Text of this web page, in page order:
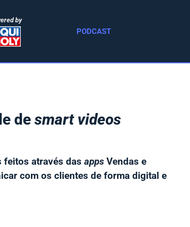
by
PODCAST
de smart videos
feitos através das apps Vendas e
com os clientes de forma digital e